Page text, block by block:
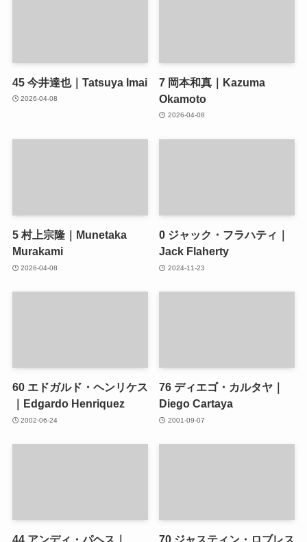
45今井達也｜Tatsuya Imai
2026-04-08
7 岡本和真｜Kazuma
Okamoto
2026-04-08
5村上宗隆｜Munetaka
Murakami
2026-04-08
0 ジャック・フラハティ｜
Jack Flaherty
2024-11-23
60エドガルド・ヘンリケス
｜Edgardo Henriquez
2002-06-24
76 ディエゴ・カルタヤ｜
Diego Cartaya
2001-09-07